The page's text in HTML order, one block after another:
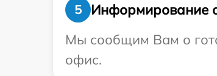
5
Информирование
Мы сообщим Вам о
офис.